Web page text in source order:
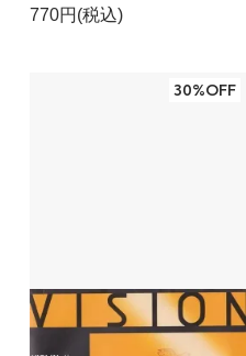
770円(税込)
30%OFF